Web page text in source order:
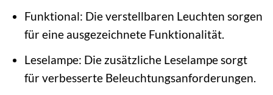
Funktional: Die verstellbaren Leuchten sorgen
für eine ausgezeichnete Funktionalität.
Leselampe: Die zusätzliche Leselampe sorgt
für verbesserte Beleuchtungsanforderungen.